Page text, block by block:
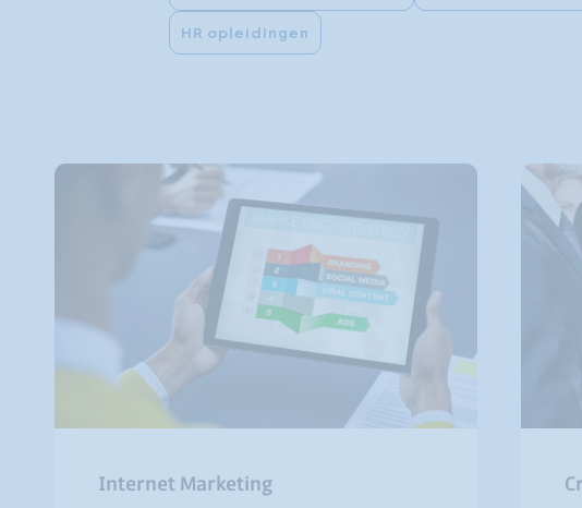
HR opleidingen
Internet Marketing